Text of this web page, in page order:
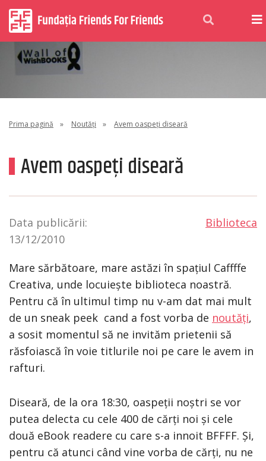
Prima pagină » Noutăți » Avem oaspeți diseară
Avem oaspeți diseară
Data publicării:
13/12/2010
Biblioteca
Mare sărbătoare, mare astăzi în spațiul Caffffe
Creativa, unde locuiește biblioteca noastră.
Pentru că în ultimul timp nu v-am dat mai mult
de un sneak peek cand a fost vorba de noutăți,
a sosit momentul să ne invităm prietenii să
răsfoiască în voie titlurile noi pe care le avem in
rafturi.
Diseară, de la ora 18:30, oaspeții noștri se vor
putea delecta cu cele 400 de cărți noi și cele
două eBook readere cu care s-a innoit BFFFF. Și,
pentru că atunci când vine vorba de cărți, nu ne